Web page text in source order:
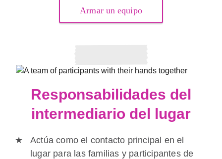
Armar un equipo
Responsabilidades del
intermediario del lugar
Actúa como el contacto principal en el
lugar para las familias y participantes de